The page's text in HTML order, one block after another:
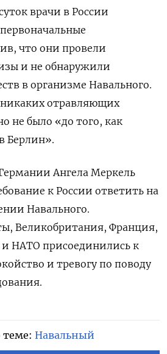
врачи в России
что они провели
и не обнаружили
в организме Навального.
никаких отравляющих
не было «до того, как
Берлин».
Ангела Меркель
к России ответить на
Навального.
Великобритания, Франция,
НАТО присоединились к
и тревогу по поводу
теме: Навальный